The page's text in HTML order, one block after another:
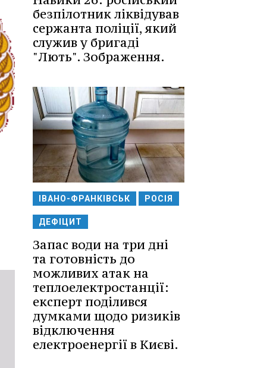
безпілотник ліквідував
сержанта поліції, який
служив у бригаді
"Лють". Зображення.
ІВАНО-ФРАНКІВСЬК РОСІЯ
ДЕФІЦИТ
Запас води на три дні
та готовність до
можливих атак на
теплоелектростанції:
експерт поділився
думками щодо ризиків
відключення
електроенергії в Києві.